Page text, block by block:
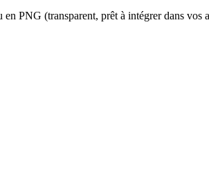
PNG (transparent, prêt à intégrer dans vos